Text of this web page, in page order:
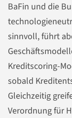
BaFin und die
sinnvoll, führt
Kreditscoring-
sobald
Gleichzeitig
Verordnung für